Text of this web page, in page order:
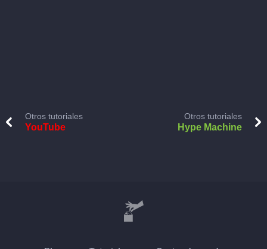
Otros tutoriales
YouTube
Otros tutoriales
Hype Machine